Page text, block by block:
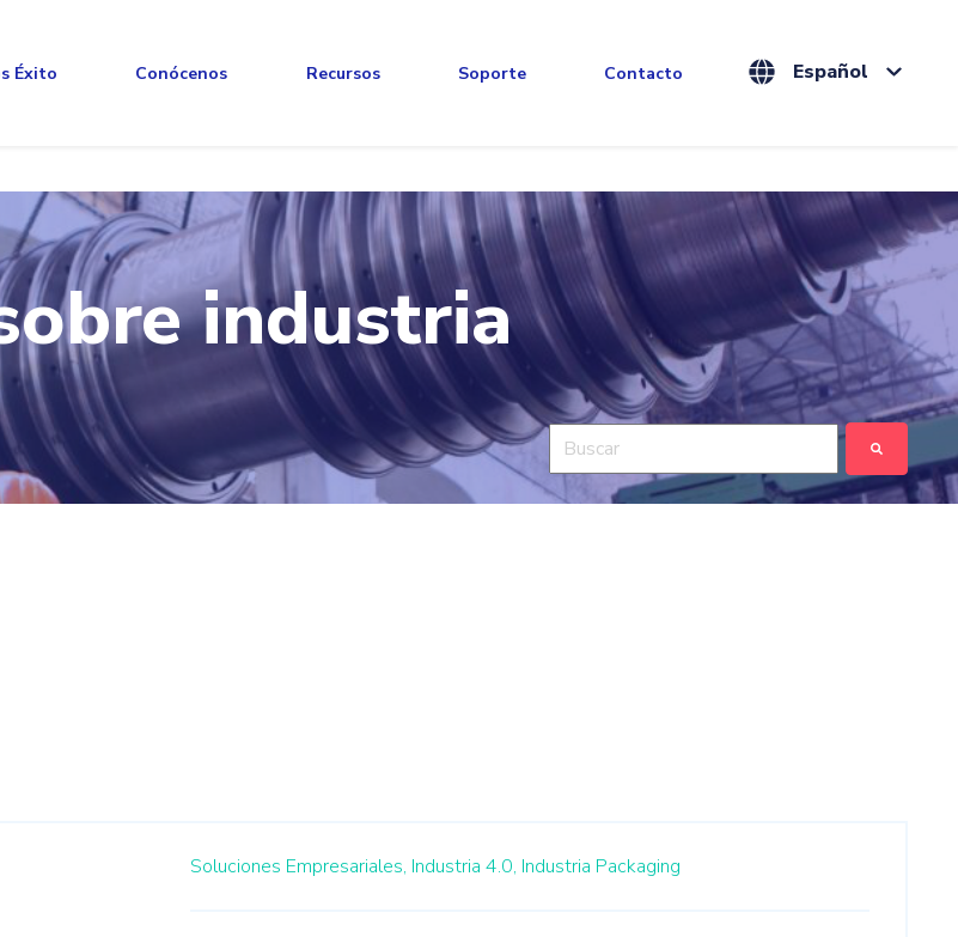
Éxito Conócenos Recursos Soporte Contacto Español
industria
Esto es un campo de búsqueda con una
No hay sugerencias porque el campo de
Soluciones Empresariales, Industria 4.0, Industria Packaging